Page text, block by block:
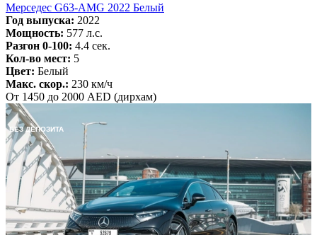
Мерседес G63-AMG 2022 Белый
Год выпуска: 2022
Мощность: 577 л.с.
Разгон 0-100: 4.4 сек.
Кол-во мест: 5
Цвет: Белый
Макс. скор.: 230 км/ч
От 1450 до 2000 AED (дирхам)
БЕЗ ДЕПОЗИТА